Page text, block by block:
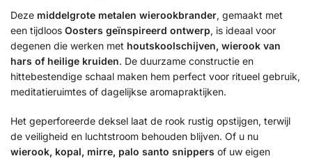
Deze middelgrote metalen wierookbrander, gemaakt met
een tijdloos Oosters geïnspireerd ontwerp, is ideaal voor
degenen die werken met houtskoolschijven, wierook van
hars of heilige kruiden. De duurzame constructie en
hittebestendige schaal maken hem perfect voor ritueel gebruik,
meditatieruimtes of dagelijkse aromapraktijken.
Het geperforeerde deksel laat de rook rustig opstijgen, terwijl
de veiligheid en luchtstroom behouden blijven. Of u nu
wierook, kopal, mirre, palo santo snippers of uw eigen